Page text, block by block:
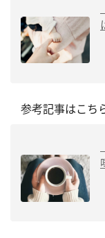
参考記事はこち